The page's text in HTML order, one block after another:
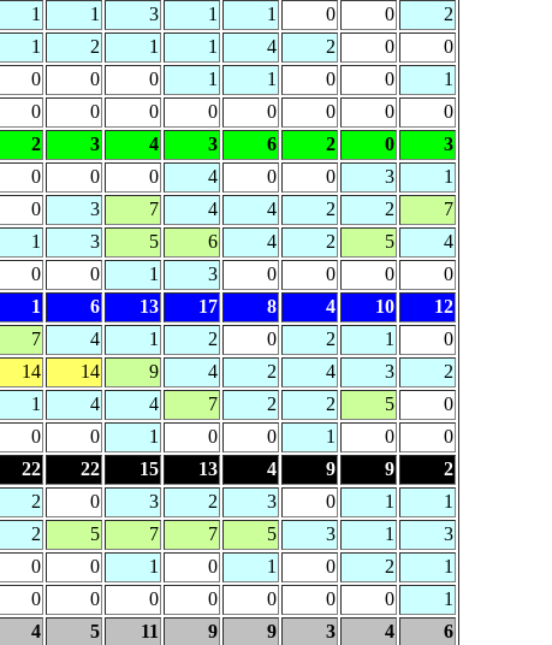
1 1 3 1 1 0 0
2
1 2 1 1 4 2 0
0
0 0 0 1 1 0 0
1
0 0 0 0 0 0 0
0
2 3 4 3 6 2 0 3
0 0 0 4 0 0 3
1
0 3 7 4 4 2 2
7
1 3 5 6 4 2 5
4
0 0 1 3 0 0 0
0
1 6 13 17 8 4 10 12
7 4 1 2 0 2 1
0
14 14 9 4 2 4 3
2
1 4 4 7 2 2 5
0
0 0 1 0 0 1 0
0
22 22 15 13 4 9 9 2
2 0 3 2 3 0 1
1
2 5 7 7 5 3 1
3
0 0 1 0 1 0 2
1
0 0 0 0 0 0 0
1
4 5 11 9 9 3 4 6